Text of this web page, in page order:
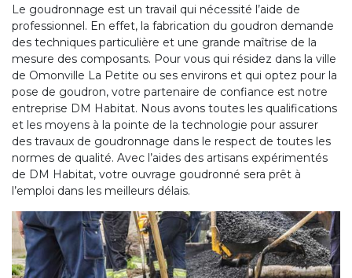
Le goudronnage est un travail qui nécessité l’aide de
professionnel. En effet, la fabrication du goudron demande
des techniques particulière et une grande maîtrise de la
mesure des composants. Pour vous qui résidez dans la ville
de Omonville La Petite ou ses environs et qui optez pour la
pose de goudron, votre partenaire de confiance est notre
entreprise DM Habitat. Nous avons toutes les qualifications
et les moyens à la pointe de la technologie pour assurer
des travaux de goudronnage dans le respect de toutes les
normes de qualité. Avec l’aides des artisans expérimentés
de DM Habitat, votre ouvrage goudronné sera prêt à
l’emploi dans les meilleurs délais.